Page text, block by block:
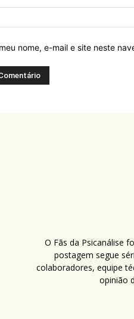
nome, e-mail e site neste
O Fãs da Psicanálise
postagem segue
colaboradores, equipe
opinião